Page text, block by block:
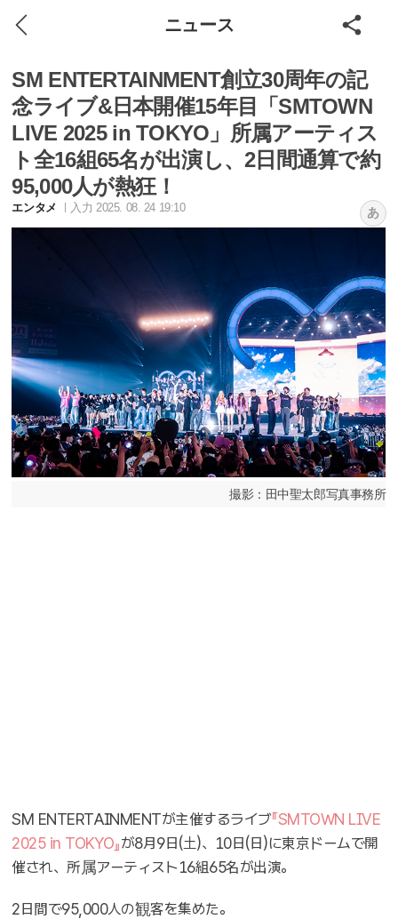
ニュース
SM ENTERTAINMENT創立30周年の記
念ライブ&日本開催15年目「SMTOWN
LIVE 2025 in TOKYO」所属アーティス
ト全16組65名が出演し、2日間通算で約
95,000人が熱狂！
エンタメ 入力 2025. 08. 24 19:10 あ
撮影：田中聖太郎写真事務所
SM ENTERTAINMENTが主催するライブ『SMTOWN LIVE
2025 in TOKYO』が8月9日(土)、10日(日)に東京ドームで開
催され、所属アーティスト16組65名が出演。
2日間で95,000人の観客を集めた。